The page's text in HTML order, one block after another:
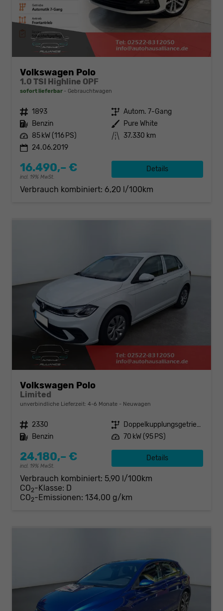
Volkswagen Polo
1.0 TSI Highline OPF
sofort lieferbar Gebrauchtwagen
Fahrzeugnr. 1893 Getriebe Autom. 7-Gang
Kraftstoff Benzin Außenfarbe Pure White
Leistung 85 kW (116 PS) Kilometerstand 37.330 km
24.06.2019
16.490,– €
incl. 19% MwSt.
Details
Verbrauch kombiniert: 6,20 l/100km
Volkswagen Polo
Limited
unverbindliche Lieferzeit: 4-6 Monate Neuwagen
Fahrzeugnr. 2330 Getriebe
Doppelkupplungsgetriebe (DSG)
Kraftstoff Benzin Leistung 70 kW (95 PS)
24.180,– €
incl. 19% MwSt.
Details
Verbrauch kombiniert: 5,90 l/100km
CO2-Klasse: D
CO2-Emissionen: 134,00 g/km